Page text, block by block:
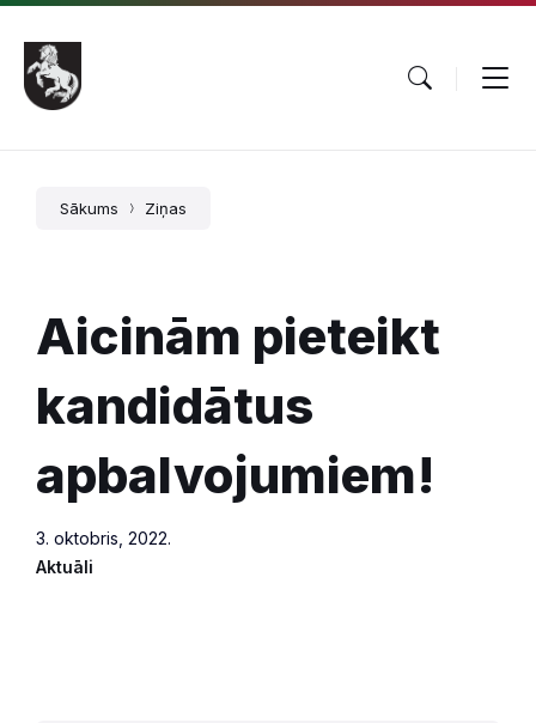
Pāriet
saturu
Skip
main
navigation
Skip
footer
Sākums Ziņas
Aicinām pieteikt
kandidātus
apbalvojumiem!
3. oktobris, 2022.
Aktuāli